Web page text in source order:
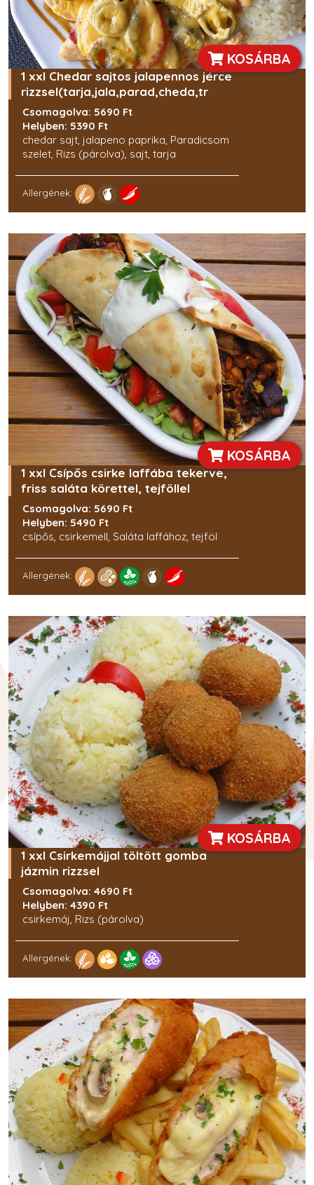
KOSÁRBA
1 xxl Chedar sajtos jalapennos jérce
rizzsel(tarja,jala,parad,cheda,tr
Csomagolva: 5690 Ft
Helyben: 5390 Ft
chedar sajt, jalapeno paprika, Paradicsom
szelet, Rizs (párolva), sajt, tarja
Allergének:
KOSÁRBA
1 xxl Csípős csirke laffába tekerve,
friss saláta körettel, tejföllel
Csomagolva: 5690 Ft
Helyben: 5490 Ft
csípős, csirkemell, Saláta laffához, tejföl
Allergének:
KOSÁRBA
1 xxl Csirkemájjal töltött gomba
jázmin rizzsel
Csomagolva: 4690 Ft
Helyben: 4390 Ft
csirkemáj, Rizs (párolva)
Allergének: